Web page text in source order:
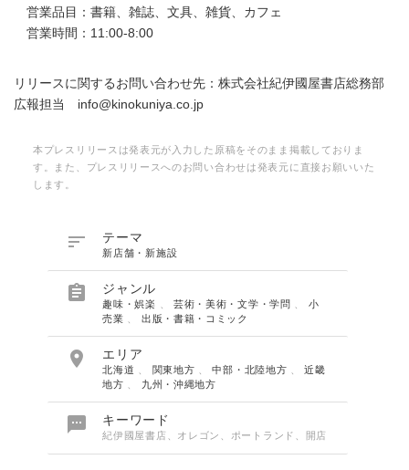
営業品目：書籍、雑誌、文具、雑貨、カフェ
営業時間：11:00-8:00
リリースに関するお問い合わせ先：株式会社紀伊國屋書店総務部
広報担当 info@kinokuniya.co.jp
本プレスリリースは発表元が入力した原稿をそのまま掲載しておりま
す。また、プレスリリースへのお問い合わせは発表元に直接お願いいた
します。
 テーマ
新店舗・新施設
 ジャンル
趣味・娯楽 芸術・美術・文学・学問
小
売業
出版・書籍・コミック
 エリア
北海道 関東地方 、中部・北陸地方 、近畿
地方
九州・沖縄地方
 キーワード
紀伊國屋書店、オレゴン、ポートランド、開店